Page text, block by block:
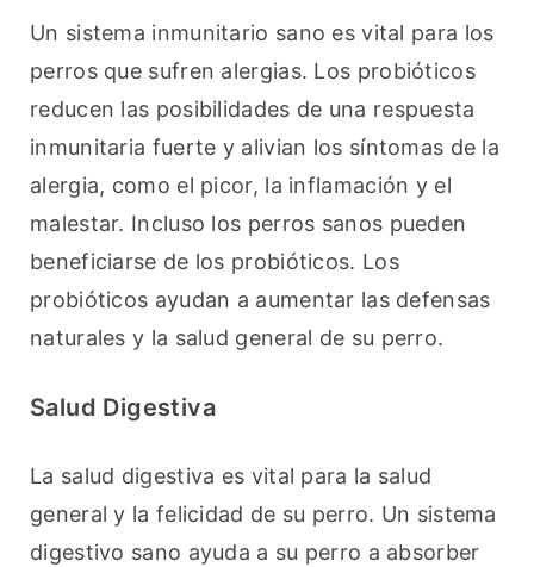
Un sistema inmunitario sano es vital para los
perros que sufren alergias. Los probióticos
reducen las posibilidades de una respuesta
inmunitaria fuerte y alivian los síntomas de la
alergia, como el picor, la inflamación y el
malestar. Incluso los perros sanos pueden
beneficiarse de los probióticos. Los
probióticos ayudan a aumentar las defensas
naturales y la salud general de su perro.
Salud Digestiva
La salud digestiva es vital para la salud
general y la felicidad de su perro. Un sistema
digestivo sano ayuda a su perro a absorber